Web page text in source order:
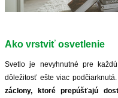
Ako vrstviť osvetlenie
Svetlo je nevyhnutné pre
dôležitosť ešte viac
záclony, ktoré prepúšťajú